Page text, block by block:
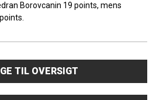
Borovcanin 19 points, mens
TIL OVERSIGT